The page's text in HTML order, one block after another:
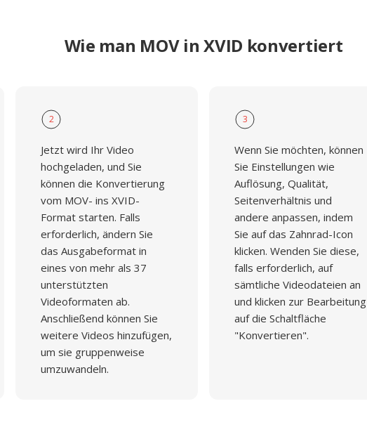
Wie man MOV in XVID konvertiert
2
Jetzt wird Ihr Video
hochgeladen, und Sie
können die Konvertierung
vom MOV- ins XVID-
Format starten. Falls
erforderlich, ändern Sie
das Ausgabeformat in
eines von mehr als 37
unterstützten
Videoformaten ab.
Anschließend können Sie
weitere Videos hinzufügen,
um sie gruppenweise
umzuwandeln.
3
Wenn Sie möchten, können
Sie Einstellungen wie
Auflösung, Qualität,
Seitenverhältnis und
andere anpassen, indem
Sie auf das Zahnrad-Icon
klicken. Wenden Sie diese,
falls erforderlich, auf
sämtliche Videodateien an
und klicken zur Bearbeitung
auf die Schaltfläche
"Konvertieren".